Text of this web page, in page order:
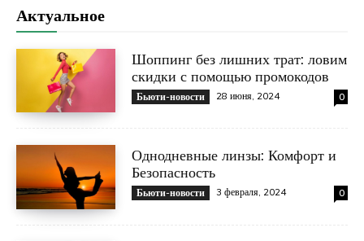
Актуальное
Шоппинг без лишних трат: ловим
скидки с помощью промокодов
Бьюти-новости 28 июня, 2024 0
Однодневные линзы: Комфорт и
Безопасность
Бьюти-новости 3 февраля, 2024 0